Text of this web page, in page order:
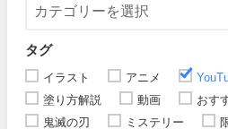
タグ
イラスト アニメ
塗り方解説
動画 おす
鬼滅の刃
ミステリー